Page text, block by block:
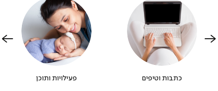
כתבות וטיפים פעילויות ותוכן